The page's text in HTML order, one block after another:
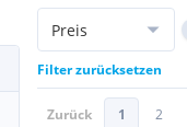
Preis
Filter zurücksetzen
Zurück 1 2